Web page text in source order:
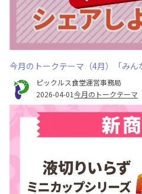
今月のトークテーマ（4月）「みん
ピックルス食堂運営事務局
2026-04-01今月のトークテーマ